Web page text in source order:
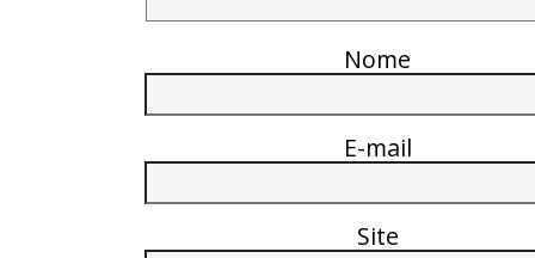
Nome
E-mail
Site